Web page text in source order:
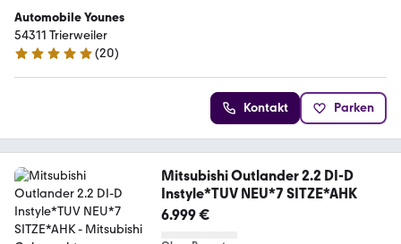
Automobile Younes
54311 Trierweiler
4.9 Sterne
(20)
Kontakt Parken
Mitsubishi Outlander 2.2 DI-D
Instyle*TUV NEU*7 SITZE*AHK
6.999 €